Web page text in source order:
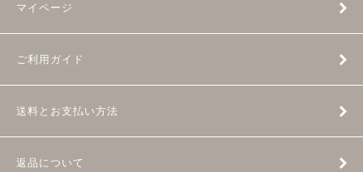
マイページ
ご利用ガイド
送料とお支払い方法
返品について